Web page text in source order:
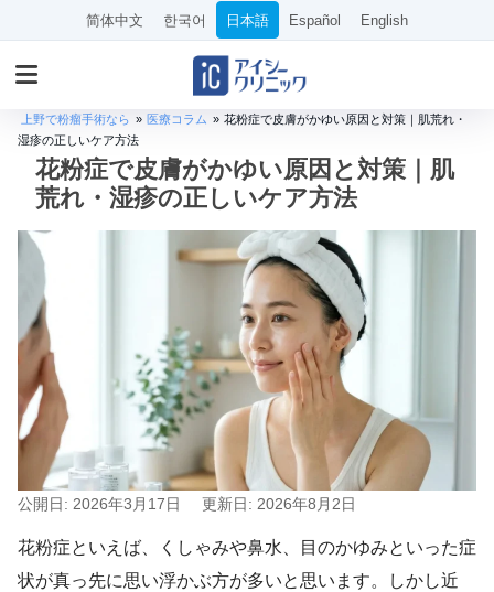
简体中文 한국어 日本語 Español English
上野で粉瘤手術なら » 医療コラム » 花粉症で皮膚がかゆい原因と対策｜肌荒れ・
湿疹の正しいケア方法
花粉症で皮膚がかゆい原因と対策｜肌
荒れ・湿疹の正しいケア方法
公開日: 2026年3月17日 更新日: 2026年8月2日
花粉症といえば、くしゃみや鼻水、目のかゆみといった症
状が真っ先に思い浮かぶ方が多いと思います。しかし近